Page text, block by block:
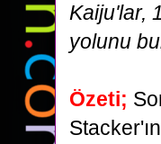
Kaiju'lar,
yolunu
Özeti;